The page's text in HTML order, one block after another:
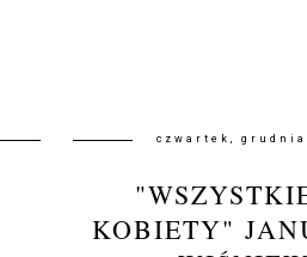
czwartek, grudnia
KOBIETY"